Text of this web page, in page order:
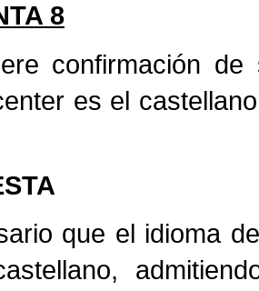
8
confirmación
es el
que el idioma